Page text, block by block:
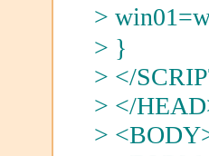
>
> }
> </
> </
>